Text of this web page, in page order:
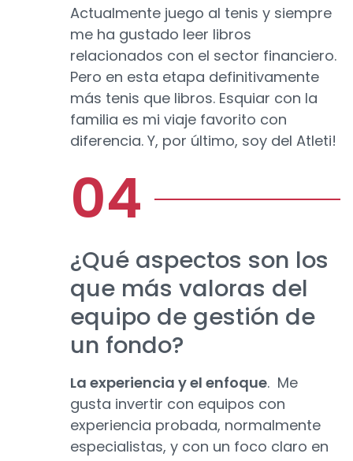
Actualmente juego al tenis y siempre
me ha gustado leer libros
relacionados con el sector financiero.
Pero en esta etapa definitivamente
más tenis que libros. Esquiar con la
familia es mi viaje favorito con
diferencia. Y, por último, soy del Atleti!
¿Qué aspectos son los
que más valoras del
equipo de gestión de
un fondo?
La experiencia y el enfoque. Me
gusta invertir con equipos con
experiencia probada, normalmente
especialistas, y con un foco claro en